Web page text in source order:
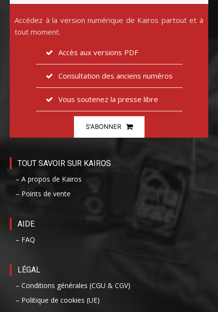
Accédez à la version numérique de Kairos partout et à
tout moment.
Accès aux versions PDF
Consultation des anciens numéros
Vous soutenez la presse libre
S'ABONNER
TOUT SAVOIR SUR KAIROS
– A propos de Kairos
– Points de vente
AIDE
– FAQ
LÉGAL
– Conditions générales (CGU & CGV)
– Politique de cookies (UE)